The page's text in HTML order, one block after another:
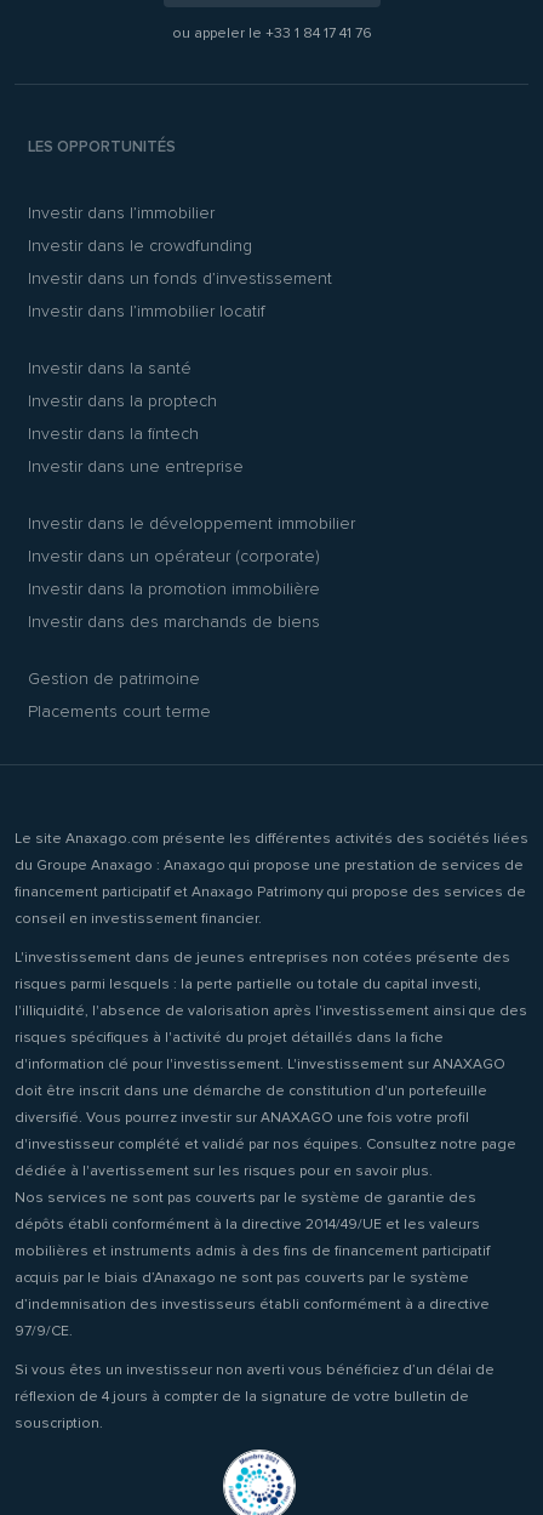
ou appeler le +33 1 84 17 41 76
LES OPPORTUNITÉS
Investir dans l’immobilier
Investir dans le crowdfunding
Investir dans un fonds d’investissement
Investir dans l’immobilier locatif
Investir dans la santé
Investir dans la proptech
Investir dans la fintech
Investir dans une entreprise
Investir dans le développement immobilier
Investir dans un opérateur (corporate)
Investir dans la promotion immobilière
Investir dans des marchands de biens
Gestion de patrimoine
Placements court terme
Le site Anaxago.com présente les différentes activités des sociétés liées
du Groupe Anaxago : Anaxago qui propose une prestation de services de
financement participatif et Anaxago Patrimony qui propose des services de
conseil en investissement financier.
L'investissement dans de jeunes entreprises non cotées présente des
risques parmi lesquels : la perte partielle ou totale du capital investi,
l'illiquidité, l'absence de valorisation après l'investissement ainsi que des
risques spécifiques à l'activité du projet détaillés dans la fiche
d'information clé pour l'investissement. L'investissement sur ANAXAGO
doit être inscrit dans une démarche de constitution d'un portefeuille
diversifié. Vous pourrez investir sur ANAXAGO une fois votre profil
d'investisseur complété et validé par nos équipes. Consultez notre page
dédiée à l'avertissement sur les risques pour en savoir plus.
Nos services ne sont pas couverts par le système de garantie des
dépôts établi conformément à la directive 2014/49/UE et les valeurs
mobilières et instruments admis à des fins de financement participatif
acquis par le biais d’Anaxago ne sont pas couverts par le système
d’indemnisation des investisseurs établi conformément à a directive
97/9/CE.
Si vous êtes un investisseur non averti vous bénéficiez d’un délai de
réflexion de 4 jours à compter de la signature de votre bulletin de
souscription.